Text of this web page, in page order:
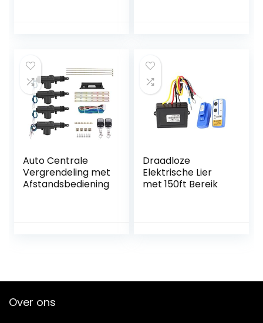
Auto Centrale
Vergrendeling met
Afstandsbediening
Draadloze
Elektrische Lier
met 150ft Bereik
Over ons